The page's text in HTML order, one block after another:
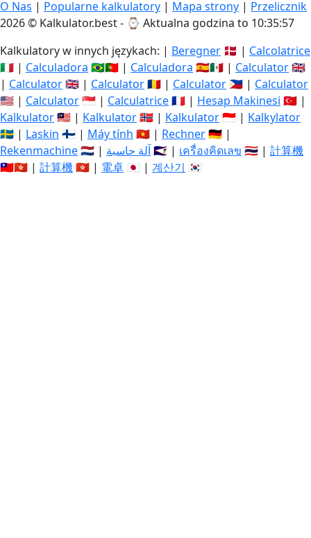
O Nas | Popularne kalkulatory | Mapa strony | Przelicznik
2026 © Kalkulator.best - ⌚ Aktualna godzina to 10:35:58
Kalkulatory w innych językach: | Beregner 🇩🇰 | Calcolatrice
🇮🇹 | Calculadora 🇧🇷🇵🇹 | Calculadora 🇪🇸🇲🇽 | Calculator🇬🇧
| Calculator🇬🇧 | Calculator🇷🇴 | Calculator 🇵🇭 | Calculator
🇺🇸 | Calculator🇸🇬 | Calculatrice🇫🇷 | Hesap Makinesi 🇹🇷 |
Kalkulator🇲🇾 | Kalkulator🇳🇴 | Kalkulator🇮🇩 | Kalkylator
🇸🇪 | Laskin 🇫🇮 | Máy tính 🇻🇳 | Rechner🇩🇪 |
Rekenmachine🇳🇱 | آلة حاسبة🇸🇦 | เครื่องคิดเลข 🇹🇭 | 計算機
🇹🇼🇭🇰 | 計算機🇭🇰 | 電卓 🇯🇵 | 계산기 🇰🇷